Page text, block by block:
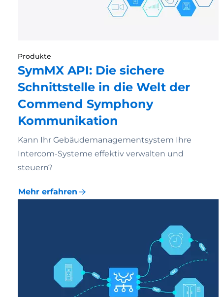
Produkte
SymMX API: Die sichere
Schnittstelle in die Welt der
Commend Symphony
Kommunikation
Kann Ihr Gebäudemanagementsystem Ihre
Intercom-Systeme effektiv verwalten und
steuern?
Mehr erfahren